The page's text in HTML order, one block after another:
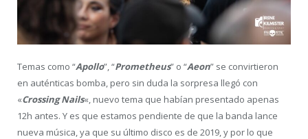
Temas como “Apollo”, “Prometheus” o “Aeon” se convirtieron
en auténticas bomba, pero sin duda la sorpresa llegó con
«Crossing Nails«, nuevo tema que habían presentado apenas
12h antes. Y es que estamos pendiente de que la banda lance
nueva música, ya que su último disco es de 2019, y por lo que